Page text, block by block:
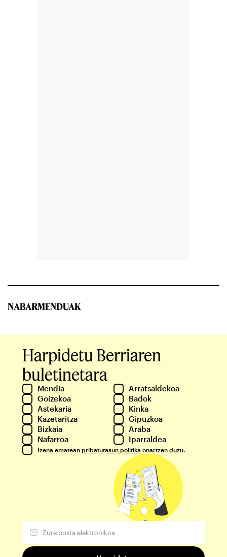
NABARMENDUAK
Harpidetu Berriaren
buletinetara
Mendia
Arratsaldekoa
Goizekoa
Badok
Astekaria
Kinka
Kazetaritza
Gipuzkoa
Bizkaia
Araba
Nafarroa
Iparraldea
Izena ematean pribatutasun politika onartzen duzu.